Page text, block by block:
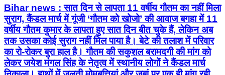
Bihar news : सात दिन से लापता 11 वर्षीय गौतम का नहीं मिला
सुराग, कैंडल मार्च में गूंजी ‘गौतम को खोजो’ की आवाज बगहा में 11
वर्षीय गौतम कुमार के लापता हुए सात दिन बीत चुके हैं, लेकिन अब
तक उसका कोई सुराग नहीं मिल पाया है। बेटे की तलाश में परिवार
का रो-रोकर बुरा हाल है। गौतम की सकुशल बरामदगी की मांग को
लेकर जयेश मंगल सिंह के नेतृत्व में स्थानीय लोगों ने कैंडल मार्च